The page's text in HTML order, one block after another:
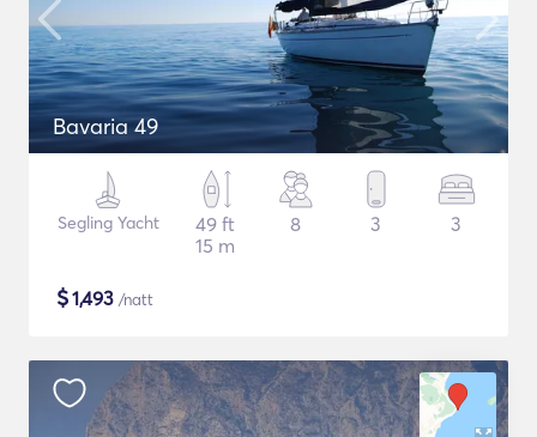
Bavaria 49
Segling Yacht
49 ft
15 m
8 3 3
$1,493 /natt